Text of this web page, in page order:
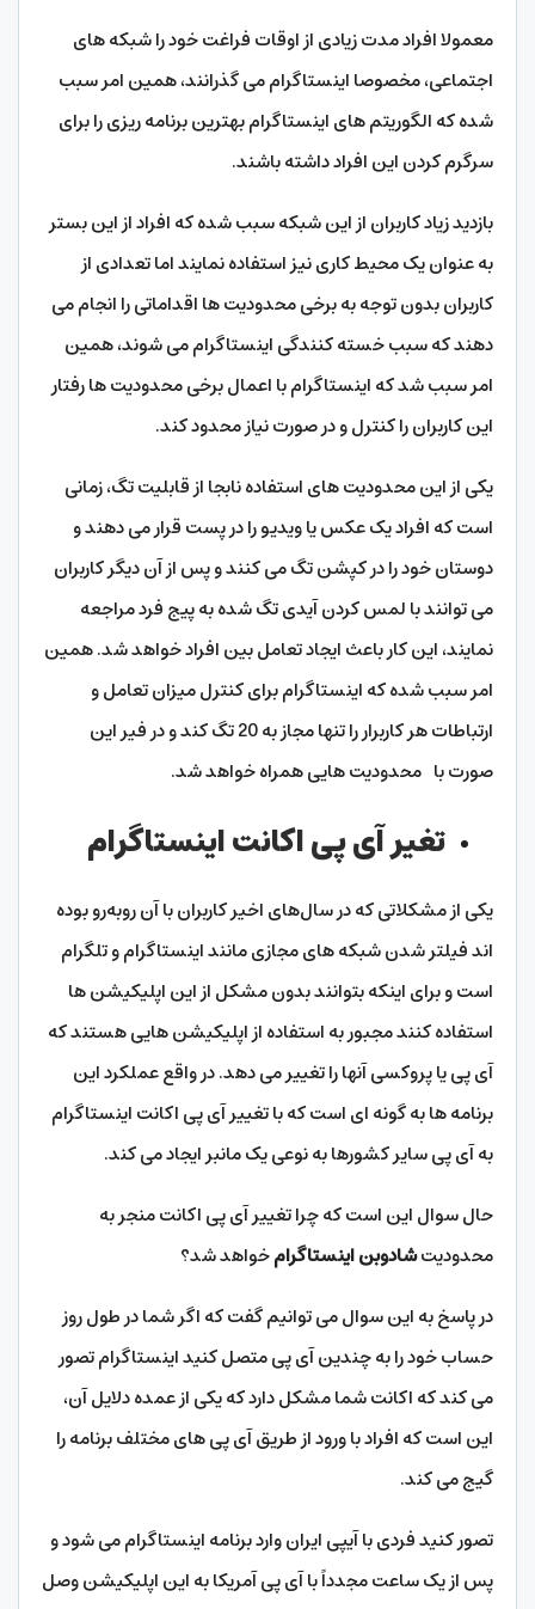
معمولا افراد مدت زیادی از اوقات فراغت خود را شبکه های
اجتماعی، مخصوصا اینستاگرام می گذرانند، همین امر سبب
شده که الگوریتم های اینستاگرام بهترین برنامه ریزی را برای
سرگرم کردن این افراد داشته باشند.
بازدید زیاد کاربران از این شبکه سبب شده که افراد از این بستر
به عنوان یک محیط کاری نیز استفاده نمایند اما تعدادی از
کاربران بدون توجه به برخی محدودیت‌ ها اقداماتی را انجام می
دهند که سبب خسته کنندگی اینستاگرام می شوند، همین
امر سبب شد که اینستاگرام با اعمال برخی محدودیت ها رفتار
این کاربران را کنترل و در صورت نیاز محدود کند.
یکی از این محدودیت های استفاده نابجا از قابلیت تگ، زمانی
است که افراد یک عکس یا ویدیو را در پست قرار می دهند و
دوستان خود را در کپشن تگ می کنند و پس از آن دیگر کاربران
می توانند با لمس کردن آیدی تگ شده به پیج فرد مراجعه
نمایند، این کار باعث ایجاد تعامل بین افراد خواهد شد. همین
امر سبب شده که اینستاگرام برای کنترل میزان تعامل و
ارتباطات هر کاربرار را تنها مجاز به 20 تگ کند و در فیر این
صورت با محدودیت هایی همراه خواهد شد.
تغیر آی پی اکانت اینستاگرام
یکی از مشکلاتی که در سال‌های اخیر کاربران با آن روبه‌رو بوده
اند فیلتر شدن شبکه های مجازی مانند اینستاگرام و تلگرام
است و برای اینکه بتوانند بدون مشکل از این اپلیکیشن ها
استفاده کنند مجبور به استفاده از اپلیکیشن هایی هستند که
آی پی یا پروکسی آنها را تغییر می دهد. در واقع عملکرد این
برنامه ها به گونه ای است که با تغییر آی پی اکانت اینستاگرام
به آی پی سایر کشورها به نوعی یک مانبر ایجاد می کند.
حال سوال این است که چرا تغییر آی پی اکانت منجر به
محدودیتشادوبن اینستاگرامخواهد شد؟
در پاسخ به این سوال می توانیم گفت که اگر شما در طول روز
حساب خود را به چندین آی پی متصل کنید اینستاگرام تصور
می کند که اکانت شما مشکل دارد که یکی از عمده دلایل آن،
این است که افراد با ورود از طریق آی پی های مختلف برنامه را
گیج می‌ کند.
تصور کنید فردی با آیپی ایران وارد برنامه اینستاگرام می شود و
پس از یک ساعت مجدداً با آی پی آمریکا به این اپلیکیشن وصل